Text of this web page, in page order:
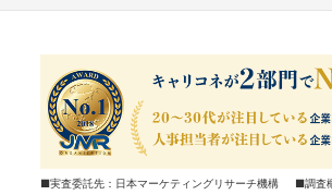
■実査委託先：日本マーケティングリサーチ機構 ■調査